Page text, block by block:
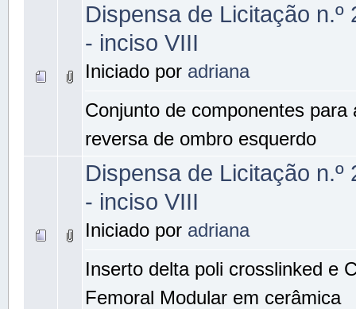
Dispensa de Licitação n.º
- inciso VIII
Iniciado por adriana
Conjunto de componentes para
reversa de ombro esquerdo
Dispensa de Licitação n.º
- inciso VIII
Iniciado por adriana
Inserto delta poli crosslinked e
Femoral Modular em cerâmica